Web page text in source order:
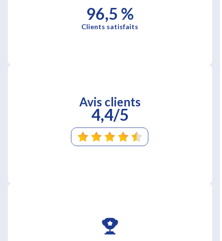
96,5 %
Clients satisfaits
Avis clients
4,4/5